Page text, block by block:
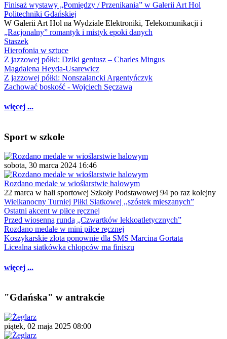
Finisaż wystawy „Pomiędzy / Przenikania” w Galerii Art Hol
Politechniki Gdańskiej
W Galerii Art Hol na Wydziale Elektroniki, Telekomunikacji i
„Racjonalny” romantyk i mistyk epoki danych
Staszek
Hierofonia w sztuce
Z jazzowej półki: Dziki geniusz – Charles Mingus
Magdalena Heyda-Usarewicz
Z jazzowej półki: Nonszalancki Argentyńczyk
Zachować boskość - Wojciech Sęczawa
więcej ...
Sport w szkole
sobota, 30 marca 2024 16:46
Rozdano medale w wioślarstwie halowym
22 marca w hali sportowej Szkoły Podstawowej 94 po raz kolejny
Wielkanocny Turniej Piłki Siatkowej ,,szóstek mieszanych”
Ostatni akcent w piłce ręcznej
Przed wiosenną rundą „Czwartków lekkoatletycznych”
Rozdano medale w mini piłce ręcznej
Koszykarskie złota ponownie dla SMS Marcina Gortata
Licealna siatkówka chłopców ma finiszu
więcej ...
"Gdańska" w antrakcie
piątek, 02 maja 2025 08:00